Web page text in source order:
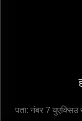
पता: नंबर 7 युएक्सिउ